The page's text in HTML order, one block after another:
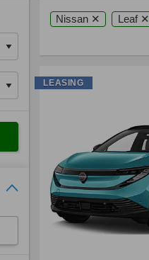
Nissan ✕ Leaf ✕
LEASING